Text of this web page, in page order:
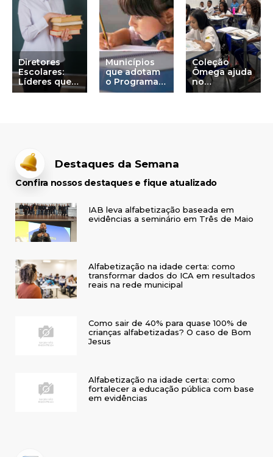
Diretores
Escolares:
Líderes que
Inspiram a
Municípios
que adotam
o Programa
Alfa e Beto
Coleção
Ômega ajuda
no
protagonismo
Destaques da Semana
Confira nossos destaques e fique atualizado
IAB leva alfabetização baseada em
evidências a seminário em Três de Maio
Alfabetização na idade certa: como
transformar dados do ICA em resultados
reais na rede municipal
Como sair de 40% para quase 100% de
crianças alfabetizadas? O caso de Bom
Jesus
Alfabetização na idade certa: como
fortalecer a educação pública com base
em evidências